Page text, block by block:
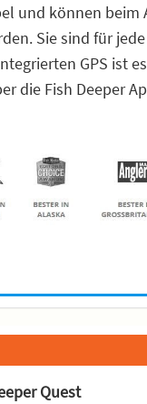
und können beim
Sie sind für
GPS ist
die Fish Deeper
Quest